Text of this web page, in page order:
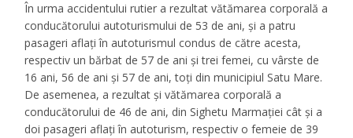
În urma accidentului rutier a rezultat vătămarea corporală a
conducătorului autoturismului de 53 de ani, și a patru
pasageri aflați în autoturismul condus de către acesta,
respectiv un bărbat de 57 de ani și trei femei, cu vârste de
16 ani, 56 de ani și 57 de ani, toți din municipiul Satu Mare.
De asemenea, a rezultat și vătămarea corporală a
conducătorului de 46 de ani, din Sighetu Marmației cât și a
doi pasageri aflați în autoturism, respectiv o femeie de 39